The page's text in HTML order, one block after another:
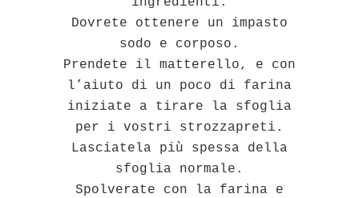
Dovrete ottenere un impasto
sodo e corposo.
Prendete il matterello, e con
l’aiuto di un poco di farina
iniziate a tirare la sfoglia
per i vostri strozzapreti.
Lasciatela più spessa della
sfoglia normale.
Spolverate con la farina e